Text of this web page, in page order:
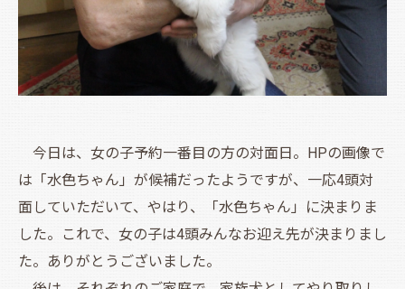
今日は、女の子予約一番目の方の対面日。HPの画像で
は「水色ちゃん」が候補だったようですが、一応4頭対
面していただいて、やはり、「水色ちゃん」に決まりま
した。これで、女の子は4頭みんなお迎え先が決まりまし
た。ありがとうございました。